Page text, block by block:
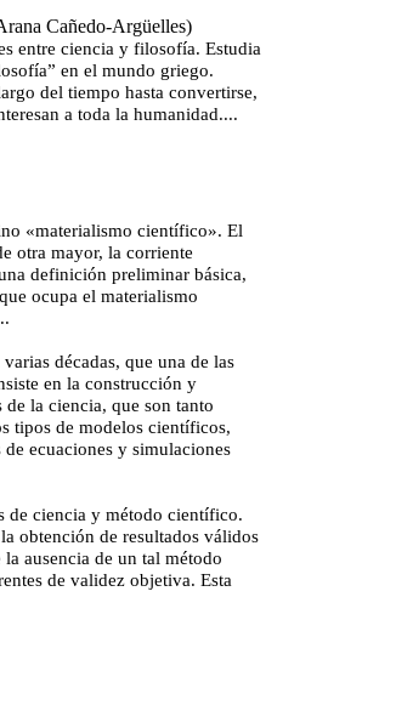
Cañedo-Argüelles)
entre ciencia y filosofía. Estudia
en el mundo griego.
del tiempo hasta convertirse,
a toda la humanidad....
«materialismo científico». El
otra mayor, la corriente
definición preliminar básica,
ocupa el materialismo
décadas, que una de las
en la construcción y
la ciencia, que son tanto
tipos de modelos científicos,
ecuaciones y simulaciones
de ciencia y método científico.
obtención de resultados válidos
ausencia de un tal método
de validez objetiva. Esta